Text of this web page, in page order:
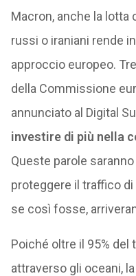
Macron, anche la
russi o iraniani rende
approccio europeo.
della Commissione
annunciato al Digital
investire di più nella
Queste parole
proteggere il traffico
se così fosse,
Poiché oltre il 95%
attraverso gli oceani,